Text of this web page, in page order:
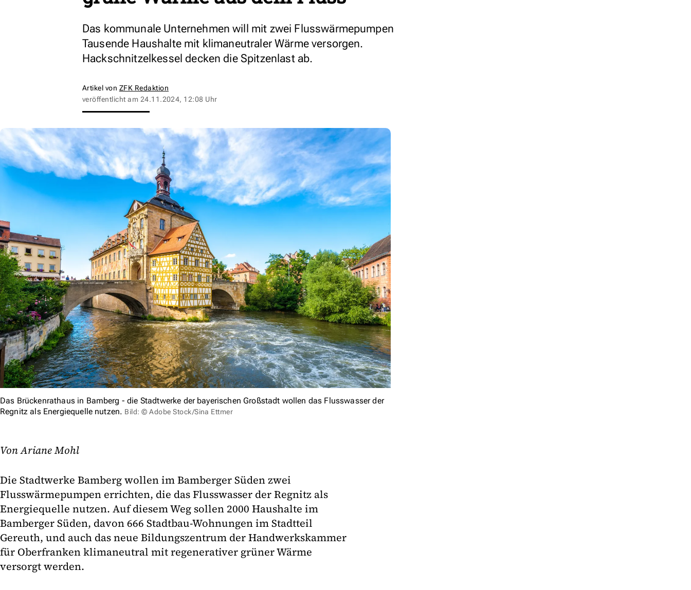
Das kommunale Unternehmen will mit zwei Flusswärmepumpen
Tausende Haushalte mit klimaneutraler Wärme versorgen.
Hackschnitzelkessel decken die Spitzenlast ab.
Artikel von ZFK Redaktion
veröffentlicht am 24.11.2024, 12:08 Uhr
Das Brückenrathaus in Bamberg - die Stadtwerke der bayerischen Großstadt wollen das Flusswasser der
Regnitz als Energiequelle nutzen. Bild: © Adobe Stock/Sina Ettmer
Von Ariane Mohl
Die Stadtwerke Bamberg wollen im Bamberger Süden zwei
Flusswärmepumpen errichten, die das Flusswasser der Regnitz als
Energiequelle nutzen. Auf diesem Weg sollen 2000 Haushalte im
Bamberger Süden, davon 666 Stadtbau-Wohnungen im Stadtteil
Gereuth, und auch das neue Bildungszentrum der Handwerkskammer
für Oberfranken klimaneutral mit regenerativer grüner Wärme
versorgt werden.